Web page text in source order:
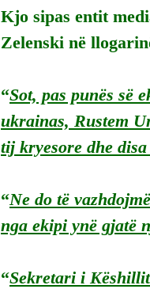
Kjo sipas entit
Zelenski në
“Sot, pas punës së
ukrainas, Rustem
tij kryesore dhe
“Ne do të
nga ekipi ynë gjatë
“Sekretari i